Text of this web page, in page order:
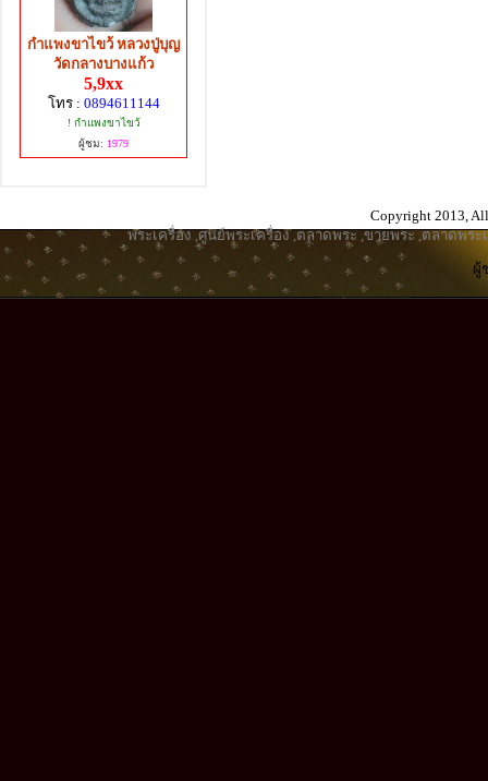
กำแพงขาไขว้ หลวงปู่บุญ
วัดกลางบางแก้ว
5,9xx
โทร : 0894611144
! กำแพงขาไขว้
ผู้ชม: 1979
Copyright 2013,
พระเครื่อง ,ศูนย์พระเครื่อง,ตลาดพระ ,ขายพระ ,ตลาดพระ
ผู้